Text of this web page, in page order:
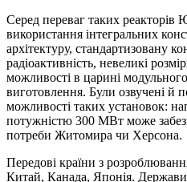
Серед переваг таких реакторів
використання інтегральних
архітектуру, стандартизовану
радіоактивність, невеликі
можливості в царині
виготовлення. Були озвучені й
можливості таких установок:
потужністю 300 МВт може
потреби Житомира чи Херсона.
Передові країни з
Китай, Канада, Японія. Держави